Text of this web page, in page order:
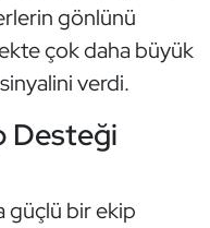
gönlünü
çok daha büyük
verdi.
Desteği
güçlü bir ekip